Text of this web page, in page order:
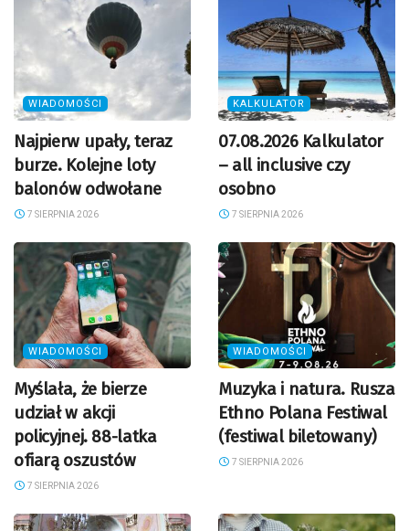
WIADOMOŚCI
Najpierw upały, teraz
burze. Kolejne loty
balonów odwołane
7 SIERPNIA 2026
KALKULATOR
07.08.2026 Kalkulator
– all inclusive czy
osobno
7 SIERPNIA 2026
WIADOMOŚCI
Myślała, że bierze
udział w akcji
policyjnej. 88-latka
ofiarą oszustów
7 SIERPNIA 2026
WIADOMOŚCI
Muzyka i natura. Rusza
Ethno Polana Festiwal
(festiwal biletowany)
7 SIERPNIA 2026